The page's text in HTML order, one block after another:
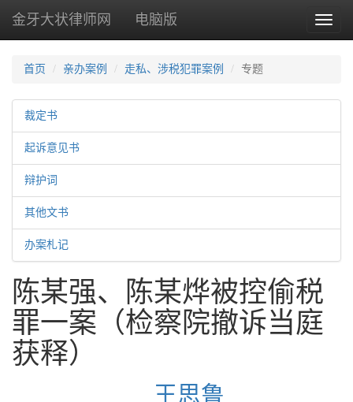
Toggle
金牙大状律师网 电脑版
首页 亲办案例 走私、涉税犯罪案例 专题
裁定书
起诉意见书
辩护词
其他文书
办案札记
陈某强、陈某烨被控偷税
罪一案（检察院撤诉当庭
获释）
王思鲁